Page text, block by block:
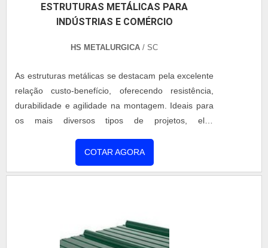
ESTRUTURAS METÁLICAS PARA
INDÚSTRIAS E COMÉRCIO
HS METALURGICA / SC
As estruturas metálicas se destacam pela excelente
relação custo-benefício, oferecendo resistência,
durabilidade e agilidade na montagem. Ideais para
os mais diversos tipos de projetos, elas
quem busca qualidade com rapidez. Diferenciais
das nossas estruturas metálicas: Instalação prática
recicláveis e menor impacto ambiental Além das
COTAR AGORA